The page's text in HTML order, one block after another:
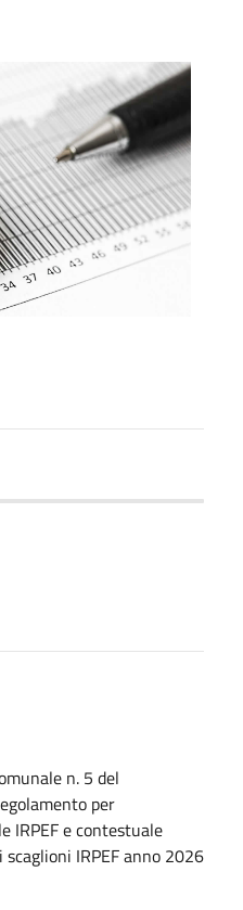
n. 5 del
per
IRPEF e contestuale
IRPEF anno 2026